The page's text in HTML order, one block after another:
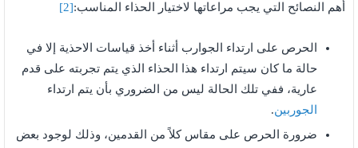
أهم النصائح التي يجب مراعاتها لاختيار الحذاء المناسب:[2]
الحرص على ارتداء الجوارب أثناء أخذ قياسات الاحذية إلا في
حالة ما كان سيتم ارتداء هذا الحذاء الذي يتم تجربته على قدم
عارية، ففي تلك الحالة ليس من الضروري بأن يتم ارتداء
الجوربين.
ضرورة الحرص على مقاس كلاً من القدمين، وذلك لوجود بعض